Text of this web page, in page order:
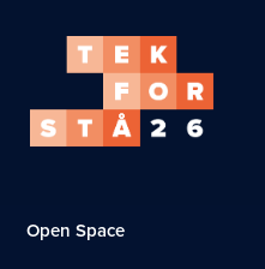
Open Space